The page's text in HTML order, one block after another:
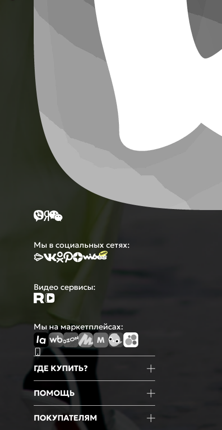
Мы в социальных сетях:
Видео сервисы:
Мы на маркетплейсах:
ГДЕ КУПИТЬ?
Маркетплейсы
ПОМОЩЬ
Информация о товаре
Оформление покупки
ПОКУПАТЕЛЯМ